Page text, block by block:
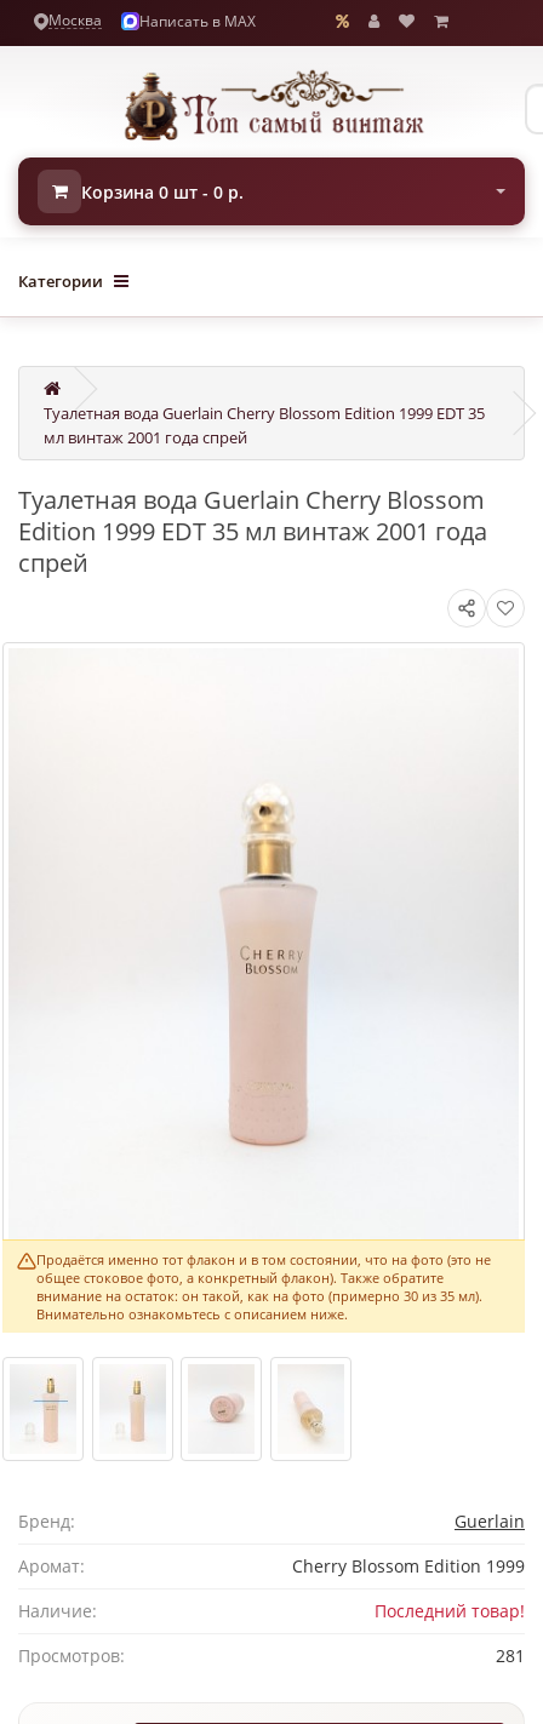
Москва Написать в MAX
Корзина 0 шт - 0 р.
Категории
Туалетная вода Guerlain Cherry Blossom Edition 1999 EDT 35
мл винтаж 2001 года спрей
Туалетная вода Guerlain Cherry Blossom
Edition 1999 EDT 35 мл винтаж 2001 года
спрей
Продаётся именно тот флакон и в том состоянии, что на фото (это не
общее стоковое фото, а конкретный флакон). Также обратите
внимание на остаток: он такой, как на фото (примерно 30 из 35 мл).
Внимательно ознакомьтесь с описанием ниже.
Бренд:
Guerlain
Аромат:
Cherry Blossom Edition 1999
Наличие:
Последний товар!
Просмотров:
281